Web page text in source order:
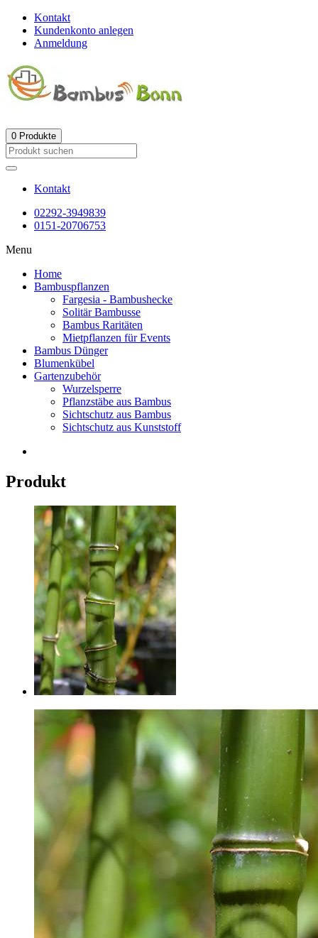
Kontakt
Kundenkonto anlegen
Anmeldung
0 Produkte
Kontakt
02292-3949839
0151-20706753
Menu
Home
Bambuspflanzen
Fargesia - Bambushecke
Solitär Bambusse
Bambus Raritäten
Mietpflanzen für Events
Bambus Dünger
Blumenkübel
Gartenzubehör
Wurzelsperre
Pflanzstäbe aus Bambus
Sichtschutz aus Bambus
Sichtschutz aus Kunststoff
Produkt